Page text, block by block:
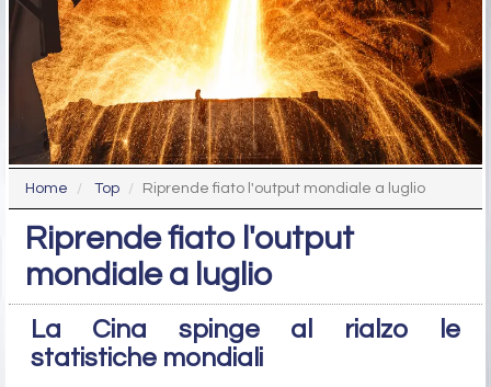
Home Top Riprende fiato l'output mondiale a luglio
Riprende fiato l'output
mondiale a luglio
La Cina spinge al rialzo le
statistiche mondiali